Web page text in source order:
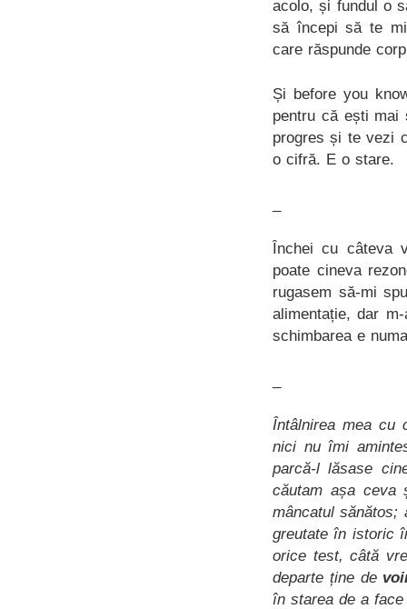
acolo, și fundul o
să începi să te
care răspunde
Și before you
pentru că ești mai
progres și te vezi
o cifră. E o stare.
Închei cu câteva
poate cineva
rugasem să-mi
alimentație, dar
schimbarea e
Întâlnirea mea cu
nici nu îmi
parcă-l lăsase
căutam așa ceva
mâncatul
greutate în istoric
orice test, câtă
departe ține de
în starea de a